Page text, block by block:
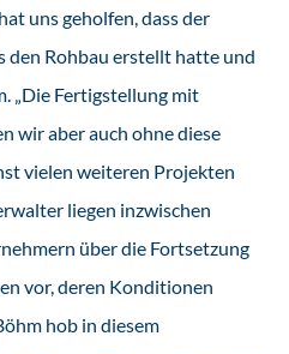
uns geholfen, dass der
Rohbau erstellt hatte und
„Die Fertigstellung mit
wir aber auch ohne diese
vielen weiteren Projekten
liegen inzwischen
über die Fortsetzung
vor, deren Konditionen
hob in diesem